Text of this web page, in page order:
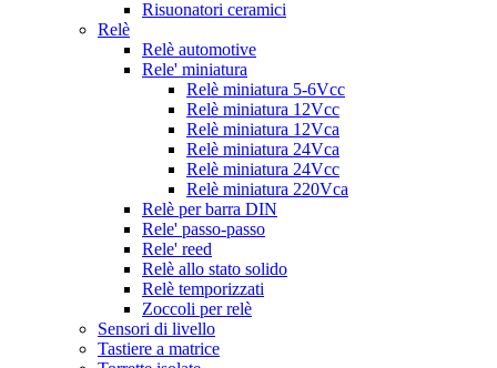
Risuonatori ceramici
Relè
Relè automotive
Rele' miniatura
Relè miniatura 5-6Vcc
Relè miniatura 12Vcc
Relè miniatura 12Vca
Relè miniatura 24Vca
Relè miniatura 24Vcc
Relè miniatura 220Vca
Relè per barra DIN
Rele' passo-passo
Rele' reed
Relè allo stato solido
Relè temporizzati
Zoccoli per relè
Sensori di livello
Tastiere a matrice